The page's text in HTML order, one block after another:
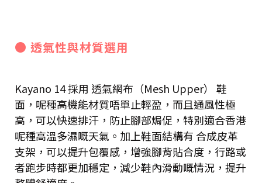
● 透氣性與材質選用
Kayano 14 採用 透氣網布（Mesh Upper） 鞋
面，呢種高機能材質唔單止輕盈，而且通風性極
高，可以快速排汗，防止腳部焗促，特別適合香港
呢種高溫多濕嘅天氣。加上鞋面結構有 合成皮革
支架，可以提升包覆感，增強腳背貼合度，行路或
者跑步時都更加穩定，減少鞋內滑動嘅情況，提升